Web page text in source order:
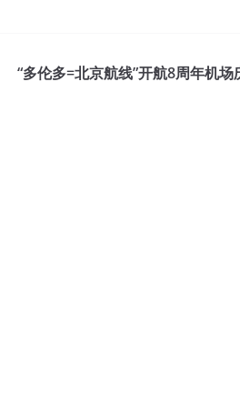
“多伦多=北京航线”开航8周年机